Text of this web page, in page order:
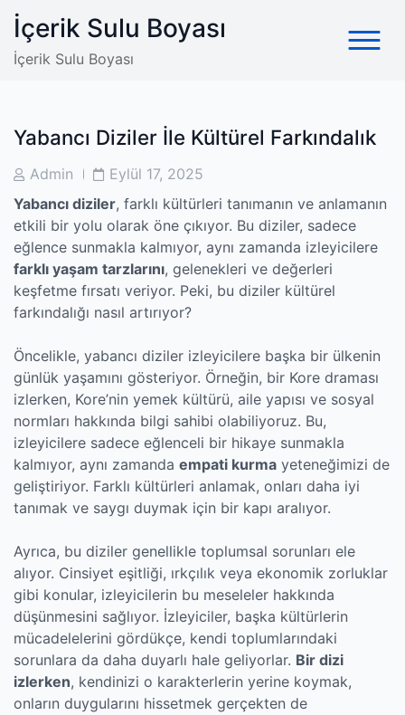
Skip
content
İçerik Sulu Boyası
İçerik Sulu Boyası
Yabancı Diziler İle Kültürel Farkındalık
PostAdmin
PostEylül 17, 2025
Yabancı diziler, farklı kültürleri tanımanın ve anlamanın
etkili bir yolu olarak öne çıkıyor. Bu diziler, sadece
eğlence sunmakla kalmıyor, aynı zamanda izleyicilere
farklı yaşam tarzlarını, gelenekleri ve değerleri
keşfetme fırsatı veriyor. Peki, bu diziler kültürel
farkındalığı nasıl artırıyor?
Öncelikle, yabancı diziler izleyicilere başka bir ülkenin
günlük yaşamını gösteriyor. Örneğin, bir Kore draması
izlerken, Kore’nin yemek kültürü, aile yapısı ve sosyal
normları hakkında bilgi sahibi olabiliyoruz. Bu,
izleyicilere sadece eğlenceli bir hikaye sunmakla
kalmıyor, aynı zamanda empati kurma yeteneğimizi de
geliştiriyor. Farklı kültürleri anlamak, onları daha iyi
tanımak ve saygı duymak için bir kapı aralıyor.
Ayrıca, bu diziler genellikle toplumsal sorunları ele
alıyor. Cinsiyet eşitliği, ırkçılık veya ekonomik zorluklar
gibi konular, izleyicilerin bu meseleler hakkında
düşünmesini sağlıyor. İzleyiciler, başka kültürlerin
mücadelelerini gördükçe, kendi toplumlarındaki
sorunlara da daha duyarlı hale geliyorlar. Bir dizi
izlerken, kendinizi o karakterlerin yerine koymak,
onların duygularını hissetmek gerçekten de